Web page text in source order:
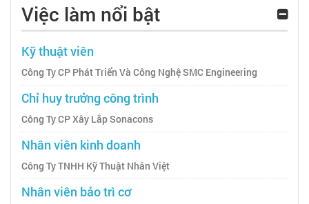
Việc làm nổi bật
Kỹ thuật viên
Công Ty CP Phát Triển Và Công Nghệ SMC Engineering
Chỉ huy trưởng công trình
Công Ty CP Xây Lắp Sonacons
Nhân viên kinh doanh
Công Ty TNHH Kỹ Thuật Nhân Việt
Nhân viên bảo trì cơ